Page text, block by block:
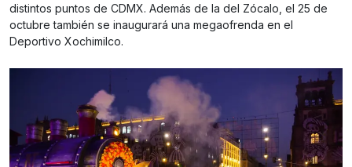
distintos puntos de CDMX. Además de la del Zócalo, el 25 de
octubre también se inaugurará una megaofrenda en el
Deportivo Xochimilco.